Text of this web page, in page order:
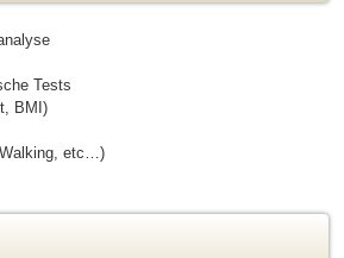
Tests
BMI)
etc…)